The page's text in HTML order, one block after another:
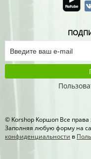
© Korshop Koршоп Все
Заполняя любую форму на
конфиденциальности в